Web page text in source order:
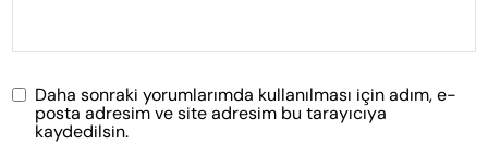
Daha sonraki yorumlarımda kullanılması için adım, e-
posta adresim ve site adresim bu tarayıcıya
kaydedilsin.